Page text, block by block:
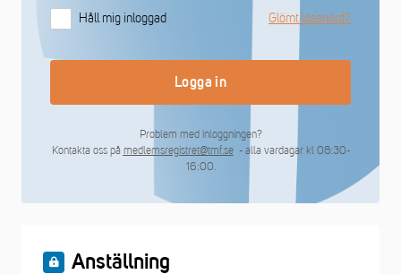
Håll mig inloggad Glömt lösenord?
Logga in
Problem med inloggningen?
Kontakta oss på medlemsregistret@tmf.se- alla vardagar kl 08:30-
16:00.
Anställning